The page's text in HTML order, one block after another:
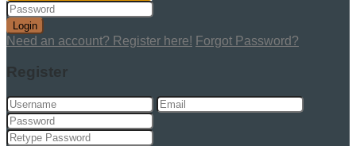
Login
Need an account? Register here! Forgot Password?
Register